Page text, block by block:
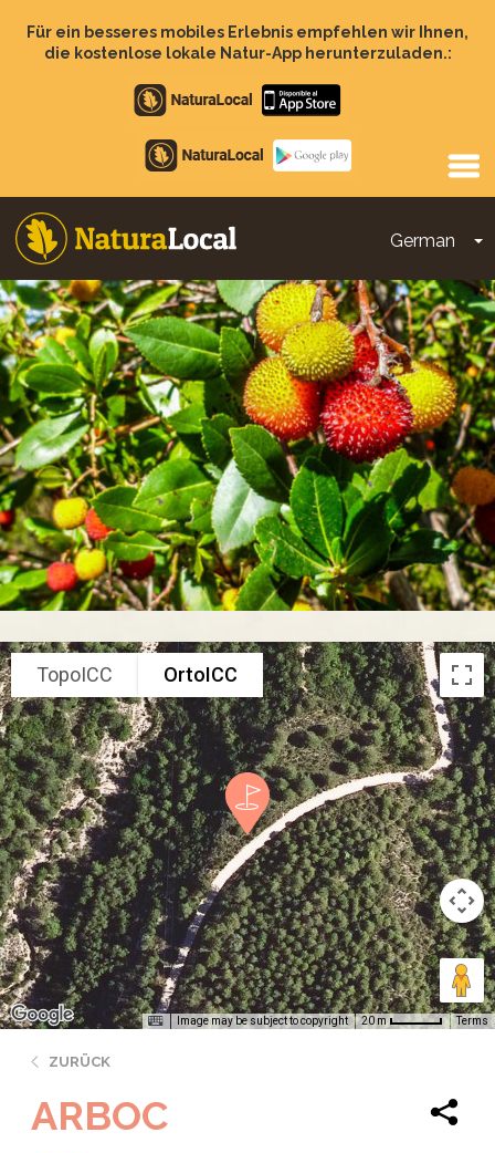
zumFür ein besseres mobiles Erlebnis empfehlen wir Ihnen,
die kostenlose lokale Natur-App herunterzuladen.:
Apple
store
Google
Play
German
Main
navigation
TopoICC OrtoICC
Image may be subject to copyright 20 m Terms
ZURÜCK
ARBOC